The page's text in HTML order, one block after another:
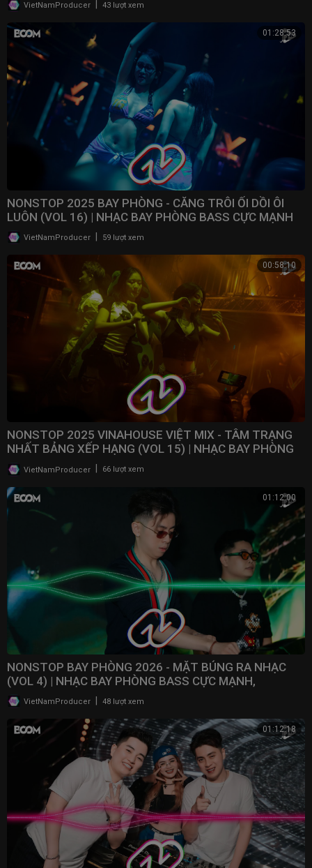
VietNamProducer 43 lượt xem
01:28:53
NONSTOP 2025 BAY PHÒNG - CĂNG TRÔI ỐI DỒI ÔI
LUÔN (VOL 16) | NHẠC BAY PHÒNG BASS CỰC MẠNH ​
VietNamProducer 59 lượt xem
00:58:10
NONSTOP 2025 VINAHOUSE VIỆT MIX - TÂM TRẠNG
NHẤT BẢNG XẾP HẠNG (VOL 15) | NHẠC BAY PHÒNG
2025VietNamProducer 66 lượt xem
01:12:00
NONSTOP BAY PHÒNG 2026 - MẶT BÚNG RA NHẠC
(VOL 4) | NHẠC BAY PHÒNG BASS CỰC MẠNH,
NONSTOP 2025
VietNamProducer 48 lượt xem
01:12:18